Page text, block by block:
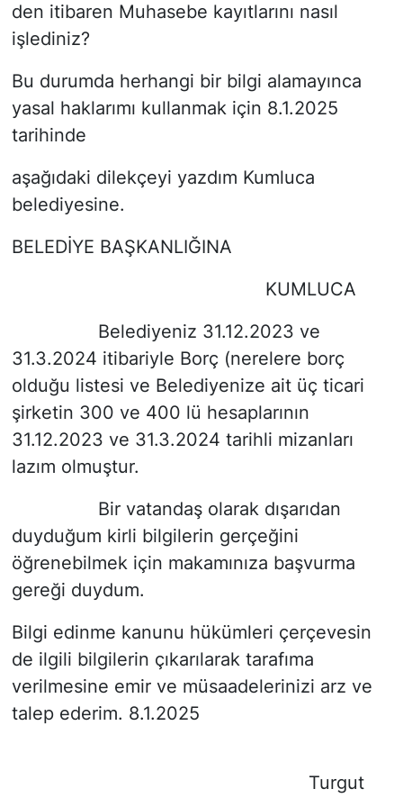
den itibaren Muhasebe kayıtlarını nasıl
işlediniz?
Bu durumda herhangi bir bilgi alamayınca
yasal haklarımı kullanmak için 8.1.2025
tarihinde
aşağıdaki dilekçeyi yazdım Kumluca
belediyesine.
BELEDİYE BAŞKANLIĞINA
KUMLUCA
Belediyeniz 31.12.2023 ve
31.3.2024 itibariyle Borç (nerelere borç
olduğu listesi ve Belediyenize ait üç ticari
şirketin 300 ve 400 lü hesaplarının
31.12.2023 ve 31.3.2024 tarihli mizanları
lazım olmuştur.
Bir vatandaş olarak dışarıdan
duyduğum kirli bilgilerin gerçeğini
öğrenebilmek için makamınıza başvurma
gereği duydum.
Bilgi edinme kanunu hükümleri çerçevesin
de ilgili bilgilerin çıkarılarak tarafıma
verilmesine emir ve müsaadelerinizi arz ve
talep ederim. 8.1.2025
Turgut